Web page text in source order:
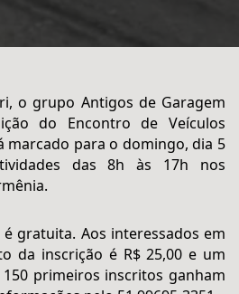
o grupo Antigos de Garagem
do Encontro de Veículos
marcado para o domingo, dia 5
das 8h às 17h nos
gratuita. Aos interessados em
da inscrição é R$ 25,00 e um
primeiros inscritos ganham